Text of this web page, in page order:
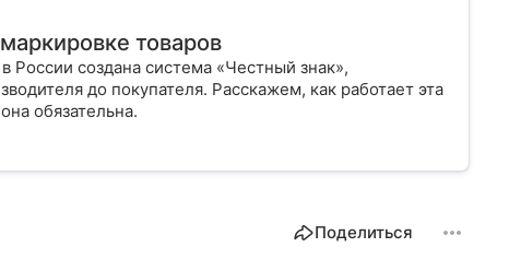
товаров
России создана система «Честный знак»,
до покупателя. Расскажем, как работает эта
обязательна.
Поделиться